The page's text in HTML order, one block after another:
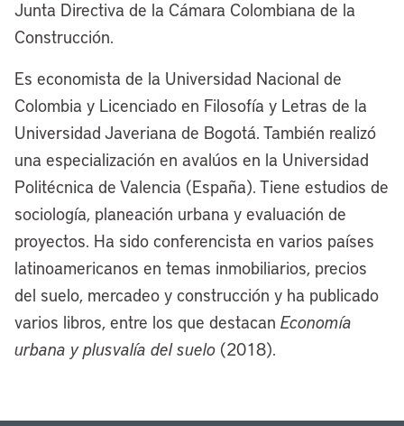
Junta Directiva de la Cámara Colombiana de la
Construcción.
Es economista de la Universidad Nacional de
Colombia y Licenciado en Filosofía y Letras de la
Universidad Javeriana de Bogotá. También realizó
una especialización en avalúos en la Universidad
Politécnica de Valencia (España). Tiene estudios de
sociología, planeación urbana y evaluación de
proyectos. Ha sido conferencista en varios países
latinoamericanos en temas inmobiliarios, precios
del suelo, mercadeo y construcción y ha publicado
varios libros, entre los que destacan Economía
urbana y plusvalía del suelo (2018).